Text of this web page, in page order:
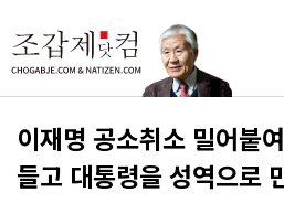
이재명 공소취소 밀어붙
들고 대통령을 성역으로